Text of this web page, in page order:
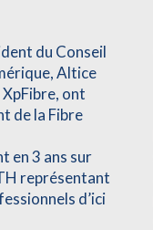
du Conseil
Altice
XpFibre, ont
de la Fibre
en 3 ans sur
représentant
d’ici